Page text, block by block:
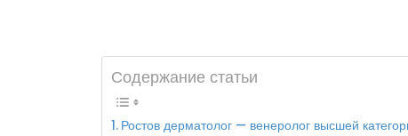
Содержание статьи
Ростов дерматолог — венеролог высшей